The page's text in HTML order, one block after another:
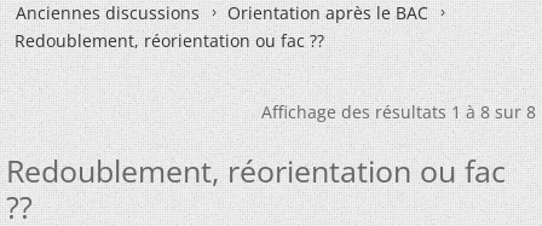
Anciennes discussions
Orientation après le BAC
Redoublement, réorientation ou fac ??
Affichage des résultats 1 à 8 sur 8
Redoublement, réorientation ou fac
??